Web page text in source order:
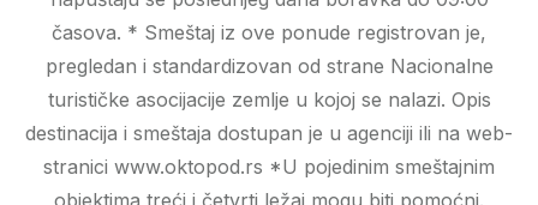
časova. * Smeštaj iz ove ponude registrovan je,
pregledan i standardizovan od strane Nacionalne
turističke asocijacije zemlje u kojoj se nalazi. Opis
destinacija i smeštaja dostupan je u agenciji ili na web-
stranici www.oktopod.rs *U pojedinim smeštajnim
objektima treći i četvrti ležaj mogu biti pomoćni.